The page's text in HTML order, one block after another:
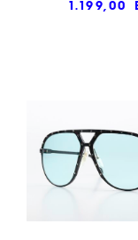
1.199,00